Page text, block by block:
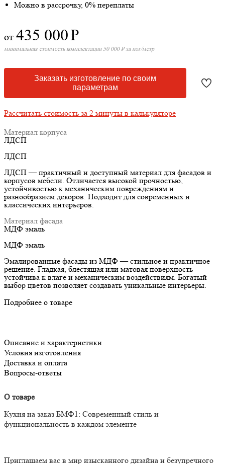
Можно в рассрочку, 0% переплаты
от 435 000₽
минимальная стоимость комплектации 50 000 ₽ за пог/метр
Заказать изготовление по своим
параметрам
Рассчитать стоимость за 2 минуты в калькуляторе
Материал корпуса
ЛДСП
ЛДСП
ЛДСП — практичный и доступный материал для фасадов и
корпусов мебели. Отличается высокой прочностью,
устойчивостью к механическим повреждениям и
разнообразием декоров. Подходит для современных и
классических интерьеров.
Материал фасада
МДФ эмаль
МДФ эмаль
Эмалированные фасады из МДФ — стильное и практичное
решение. Гладкая, блестящая или матовая поверхность
устойчива к влаге и механическим воздействиям. Богатый
выбор цветов позволяет создавать уникальные интерьеры.
Подробнее о товаре
Описание и характеристики
Условия изготовления
Доставка и оплата
Вопросы-ответы
О товаре
Кухня на заказ БМФ1: Современный стиль и
функциональность в каждом элементе
Приглашаем вас в мир изысканного дизайна и безупречного